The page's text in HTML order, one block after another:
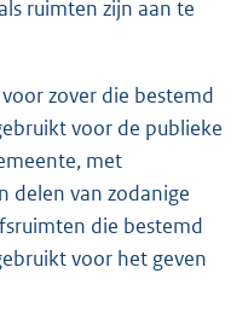
ruimten zijn aan te
zover die bestemd
voor de publieke
met
delen van zodanige
die bestemd
voor het geven